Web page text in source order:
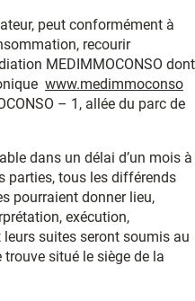
peut conformément à
recourir
MEDIMMOCONSO dont
www.medimmoconso
– 1, allée du parc de
dans un délai d’un mois à
parties, tous les différends
pourraient donner lieu,
exécution,
suites seront soumis au
situé le siège de la